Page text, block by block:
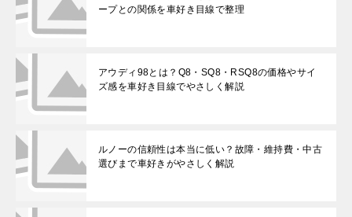
ープとの関係を車好き目線で整理
アウディ98とは？Q8・SQ8・RSQ8の価格やサイ
ズ感を車好き目線でやさしく解説
ルノーの信頼性は本当に低い？故障・維持費・中古
選びまで車好きがやさしく解説